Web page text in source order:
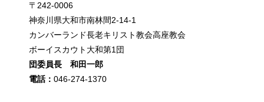
〒242-0006
神奈川県大和市南林間2-14-1
カンバーランド長老キリスト教会高座教会
ボーイスカウト大和第1団
団委員長 和田一郎
電話： 046-274-1370